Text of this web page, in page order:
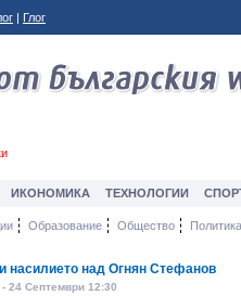
| Глог
ИКОНОМИКА ТЕХНОЛОГИИ
Образование Общество Политика
насилието над Огнян Стефанов
24 Септември 12:30